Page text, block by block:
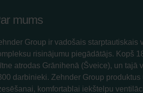
mums
Group ir vadošais starptautiskais
risinājumu piegādātājs. Kopš
atrodas Grānihenā (Šveice), un tajā
darbinieki. Zehnder Group
komfortablai iekštelpu